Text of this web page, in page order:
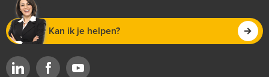
Kan ik je helpen?